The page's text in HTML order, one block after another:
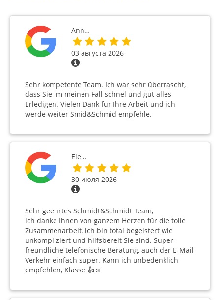
Ann…
03 августа 2026
Sehr kompetente Team. Ich war sehr überrascht,
dass Sie im meinen Fall schnel und gut alles
Erledigen. Vielen Dank für Ihre Arbeit und ich
werde weiter Smid&Schmid empfehle.
Ele…
30 июля 2026
Sehr geehrtes Schmidt&Schmidt Team,
ich danke Ihnen von ganzem Herzen für die tolle
Zusammenarbeit, ich bin total begeistert wie
unkompliziert und hilfsbereit Sie sind. Super
freundliche telefonische Beratung, auch der E-Mail
Verkehr einfach super. Kann ich unbedenklich
empfehlen, Klasse 👍☺️